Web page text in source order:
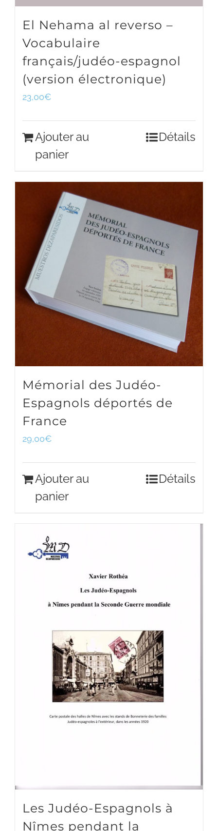
El Nehama al reverso –
Vocabulaire
français/judéo-espagnol
(version électronique)
23,00€
Ajouter au
panier
Détails
Mémorial des Judéo-
Espagnols déportés de
France
29,00€
Ajouter au
panier
Détails
Les Judéo-Espagnols à
Nîmes pendant la